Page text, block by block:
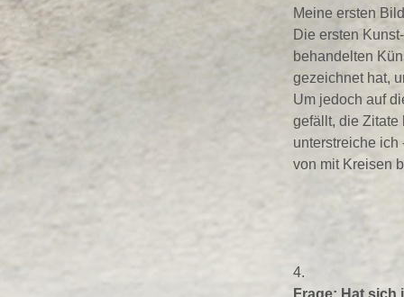
Meine ersten
Die ersten
behandelten
gezeichnet hat,
Um jedoch auf
gefällt, die
unterstreiche
von mit Kreisen
4.
Frage: Hat sich